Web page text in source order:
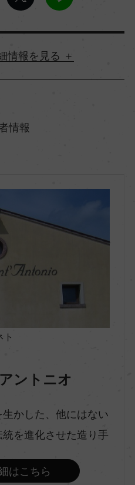
情報
ナ・グロッソ 70%/ロン
情報
ントニオ
かした、他にはない
を進化させた造り手
はこちら